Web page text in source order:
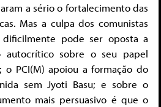
a sério o fortalecimento das
Mas a culpa dos comunistas
dificilmente pode ser oposta a
autocrítico sobre o seu papel
o PCI(M) apoiou a formação do
sem Jyoti Basu; e sobre o
mais persuasivo é que o